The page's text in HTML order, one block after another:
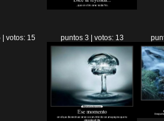
| votos: 15 puntos 3 | votos: 13